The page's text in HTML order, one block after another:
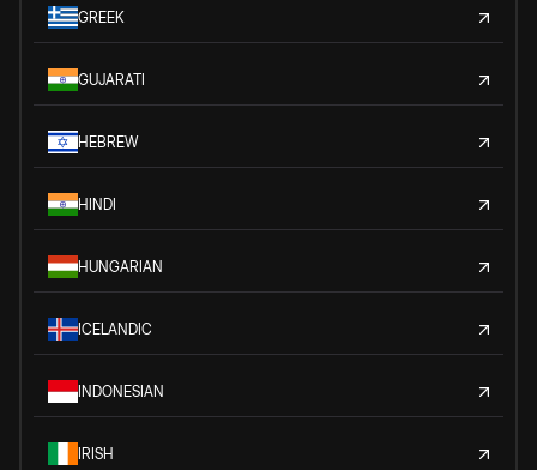
GREEK
GUJARATI
HEBREW
HINDI
HUNGARIAN
ICELANDIC
INDONESIAN
IRISH